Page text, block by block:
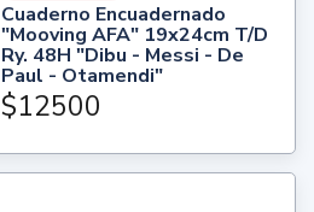
Cuaderno Encuadernado
"Mooving AFA" 19x24cm T/D
Ry. 48H "Dibu - Messi - De
Paul - Otamendi"
$12500